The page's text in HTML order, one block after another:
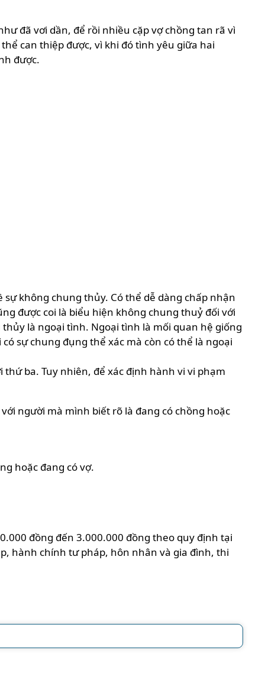
đã vơi dần, để rồi nhiều cặp vợ chồng tan rã vì
can thiệp được, vì khi đó tình yêu giữa hai
được.
không chung thủy. Có thể dễ dàng chấp nhận
được coi là biểu hiện không chung thuỷ đối với
là ngoại tình. Ngoại tình là mối quan hệ giống
sự chung đụng thể xác mà còn có thể là ngoại
ba. Tuy nhiên, để xác định hành vi vi phạm
người mà mình biết rõ là đang có chồng hoặc
hoặc đang có vợ.
đồng đến 3.000.000 đồng theo quy định tại
hành chính tư pháp, hôn nhân và gia đình, thi